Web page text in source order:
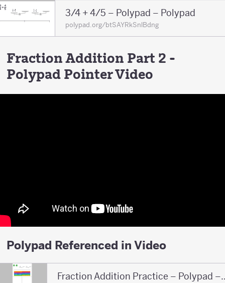
3/4 + 4/5 – Polypad – Polypad
polypad.org/btSAYRkSnlBdng
Fraction Addition Part 2 -
Polypad Pointer Video
Polypad Referenced in Video
Fraction